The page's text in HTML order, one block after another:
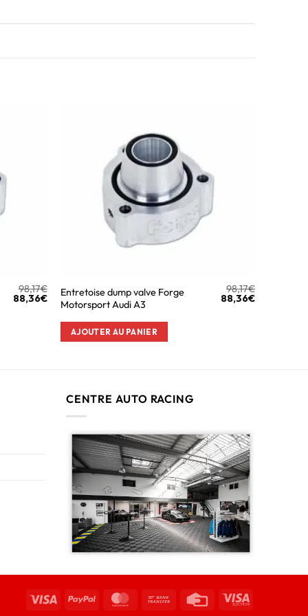
98,17€
88,36€
Entretoise dump valve Forge
Motorsport Audi A3
98,17€
88,36€
AJOUTER AU PANIER
CENTRE AUTO RACING